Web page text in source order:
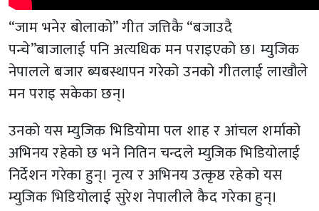
“जाम भनेर बोलाको” गीत जत्तिकै “बजाउदै
पन्चे”बाजालाई पनि अत्यधिक मन पराइएको छ। म्युजिक
नेपालले बजार ब्यबस्थापन गरेको उनको गीतलाई लाखौले
मन पराइ सकेका छन्।
उनको यस म्युजिक भिडियोमा पल शाह र आंचल शर्माको
अभिनय रहेको छ भने नितिन चन्दले म्युजिक भिडियोलाई
निर्देशन गरेका हुन्। नृत्य र अभिनय उत्कृष्ठ रहेको यस
म्युजिक भिडियोलाई सुरेश नेपालीले कैद गरेका हुन्।